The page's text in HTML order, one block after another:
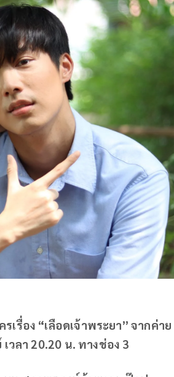
เรื่อง “เลือดเจ้าพระยา” จากค่าย
วลา 20.20 น. ทางช่อง 3